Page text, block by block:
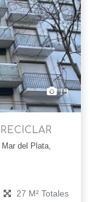
19
del Plata,
27 M² Totales